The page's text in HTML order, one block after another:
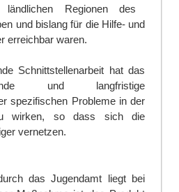
Regionen des
und bislang für die Hilfe- und
erreichbar waren.
Schnittstellenarbeit hat das
und langfristige
spezifischen Probleme in der
wirken, so dass
sich die
vernetzen.
das Jugendamt liegt bei